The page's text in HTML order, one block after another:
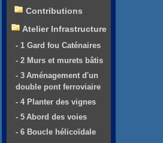
Contributions
Atelier Infrastructure
- 1 Gard fou Caténaires
- 2 Murs et murets bâtis
- 3 Aménagement d'un
double pont ferroviaire
- 4 Planter des vignes
- 5 Abord des voies
- 6 Boucle hélicoïdale